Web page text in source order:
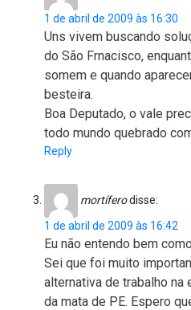
1 de abril de 2009 às 16:30
Uns vivem buscando
do São Frnacisco,
somem e quando
besteira.
Boa Deputado, o vale
todo mundo quebrado
Reply
mortíferodisse:
1 de abril de 2009 às 16:42
Eu não entendo bem
Sei que foi muito
alternativa de trabalho na
da mata de PE. Espero